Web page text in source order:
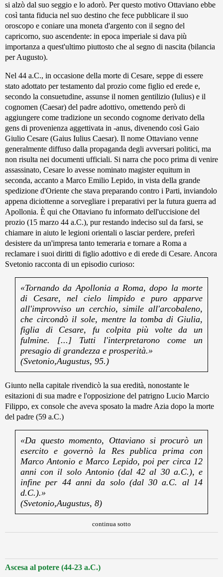
si alzò dal suo seggio e lo adorò. Per questo motivo Ottaviano ebbe
così tanta fiducia nel suo destino che fece pubblicare il suo
oroscopo e coniare una moneta d'argento con il segno del
capricorno, suo ascendente: in epoca imperiale si dava più
importanza a quest'ultimo piuttosto che al segno di nascita (bilancia
per Augusto).
Nel 44 a.C., in occasione della morte di Cesare, seppe di essere
stato adottato per testamento dal prozio come figlio ed erede e,
secondo la consuetudine, assunse il nomen gentilizio (Iulius) e il
cognomen (Caesar) del padre adottivo, omettendo però di
aggiungere come tradizione un secondo cognome derivato della
gens di provenienza aggettivata in -anus, divenendo così Gaio
Giulio Cesare (Gaius Iulius Caesar). Il nome Ottaviano venne
generalmente diffuso dalla propaganda degli avversari politici, ma
non risulta nei documenti ufficiali. Si narra che poco prima di venire
assassinato, Cesare lo avesse nominato magister equitum in
seconda, accanto a Marco Emilio Lepido, in vista della grande
spedizione d'Oriente che stava preparando contro i Parti, inviandolo
appena diciottenne a sorvegliare i preparativi per la futura guerra ad
Apollonia. È qui che Ottaviano fu informato dell'uccisione del
prozio (15 marzo 44 a.C.), pur restando indeciso sul da farsi, se
chiamare in aiuto le legioni orientali o lasciar perdere, preferì
desistere da un'impresa tanto temeraria e tornare a Roma a
reclamare i suoi diritti di figlio adottivo e di erede di Cesare. Ancora
Svetonio racconta di un episodio curioso:
«Tornando da Apollonia a Roma, dopo la morte
di Cesare, nel cielo limpido e puro apparve
all'improvviso un cerchio, simile all'arcobaleno,
che circondò il sole, mentre la tomba di Giulia,
figlia di Cesare, fu colpita più volte da un
fulmine. [...] Tutti l'interpretarono come un
presagio di grandezza e prosperità.»
(Svetonio,Augustus, 95.)
Giunto nella capitale rivendicò la sua eredità, nonostante le
esitazioni di sua madre e l'opposizione del patrigno Lucio Marcio
Filippo, ex console che aveva sposato la madre Azia dopo la morte
del padre (59 a.C.)
«Da questo momento, Ottaviano si procurò un
esercito e governò la Res publica prima con
Marco Antonio e Marco Lepido, poi per circa 12
anni con il solo Antonio (dal 42 al 30 a.C.), e
infine per 44 anni da solo (dal 30 a.C. al 14
d.C.).»
(Svetonio,Augustus, 8)
continua sotto
Ascesa al potere (44-23 a.C.)